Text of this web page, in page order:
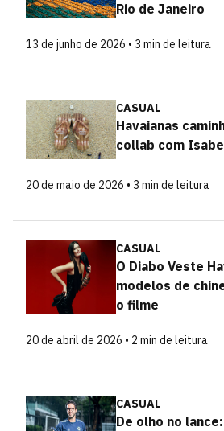
Rio de Janeiro
13 de junho de 2026 • 3 min de leitura
CASUAL
Havaianas
collab com
20 de maio de 2026 • 3 min de leitura
CASUAL
O Diabo Veste
modelos de
o filme
20 de abril de 2026 • 2 min de leitura
CASUAL
De olho no